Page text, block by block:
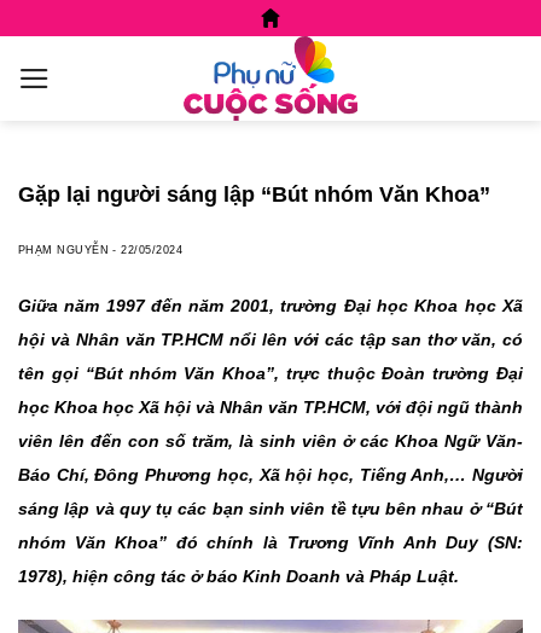
content
Gặp lại người sáng lập “Bút nhóm Văn Khoa”
PHẠM NGUYỄN -22/05/2024
Giữa năm 1997 đến năm 2001, trường Đại học Khoa học Xã
hội và Nhân văn TP.HCM nổi lên với các tập san thơ văn, có
tên gọi “Bút nhóm Văn Khoa”, trực thuộc Đoàn trường Đại
học Khoa học Xã hội và Nhân văn TP.HCM, với đội ngũ thành
viên lên đến con số trăm, là sinh viên ở các Khoa Ngữ Văn-
Báo Chí, Đông Phương học, Xã hội học, Tiếng Anh,… Người
sáng lập và quy tụ các bạn sinh viên tề tựu bên nhau ở “Bút
nhóm Văn Khoa” đó chính là Trương Vĩnh Anh Duy (SN:
1978), hiện công tác ở báo Kinh Doanh và Pháp Luật.